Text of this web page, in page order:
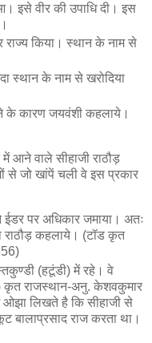
इसे वीर की उपाधि दी। इस
राज्य किया। स्थान के नाम से
स्थान के नाम से खरोदिया
के कारण जयवंशी कहलाये।
आने वाले सीहाजी राठौड़
से जो खांपें चली वे इस प्रकार
ईडर पर अधिकार जमाया। अतः
राठौड़ कहलाये। (टॉड कृत
(हटूंडी) में रहे। वे
कृत राजस्थान-अनु. केशवकुमार
ओझा लिखते है कि सीहाजी से
बालाप्रसाद राज करता था।